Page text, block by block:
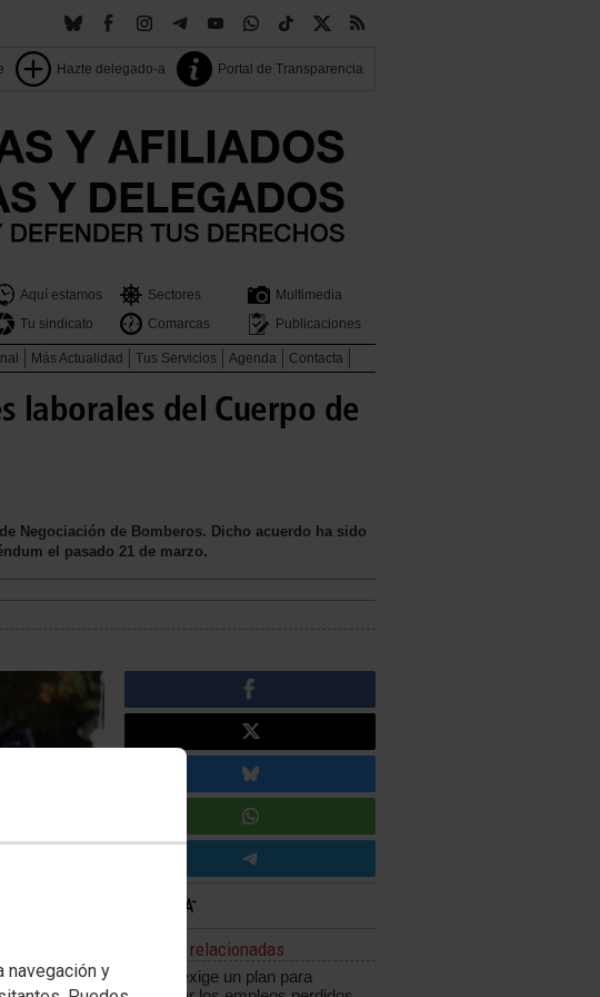
navegación y
Hazte delegado-a Portal de Transparencia
Aquí estamos Sectores
Multimedia
Tu sindicato Comarcas Publicaciones
Más Actualidad Tus Servicios Agenda Contacta
laborales del Cuerpo de
Negociación de Bomberos. Dicho acuerdo ha sido
el pasado 21 de marzo.
Noticias relacionadas
CCOO exige un plan para